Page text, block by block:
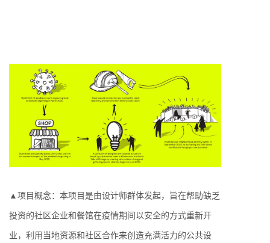
▲项目概念：本项目是由设计师群体发起，旨在帮助缺乏
投资的社区企业和餐馆在疫情期间以安全的方式重新开
业，利用当地资源和社区合作来创造充满活力的公共设